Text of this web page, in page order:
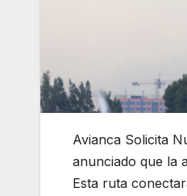
Avianca Solicita
anunciado que la
Esta ruta